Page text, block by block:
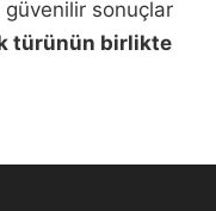
güvenilir sonuçlar
türünün birlikte